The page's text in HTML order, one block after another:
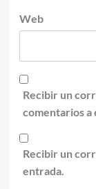
Web
Recibir un
comentarios a
Recibir un
entrada.